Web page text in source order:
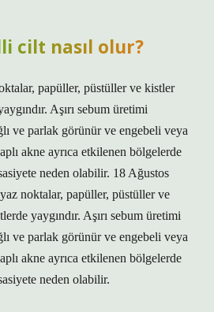
cilt nasıl olur?
papüller, püstüller ve kistler
Aşırı sebum üretimi
ve parlak görünür ve engebeli veya
akne ayrıca etkilenen bölgelerde
neden olabilir. 18 Ağustos
noktalar, papüller, püstüller ve
yaygındır. Aşırı sebum üretimi
ve parlak görünür ve engebeli veya
akne ayrıca etkilenen bölgelerde
neden olabilir.